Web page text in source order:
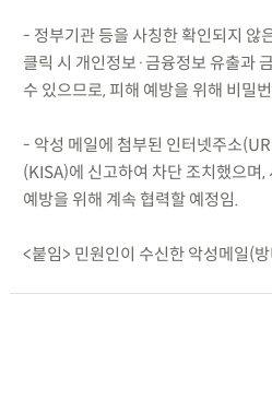
- 정부기관 등을 사칭한 확인되지 않
클릭 시 개인정보·금융정보 유출과
수 있으므로, 피해 예방을 위해 비밀
- 악성 메일에 첨부된 인터넷주소
(KISA)에 신고하여 차단 조치했으며
예방을 위해 계속 협력할 예정임.
<붙임> 민원인이 수신한 악성메일(